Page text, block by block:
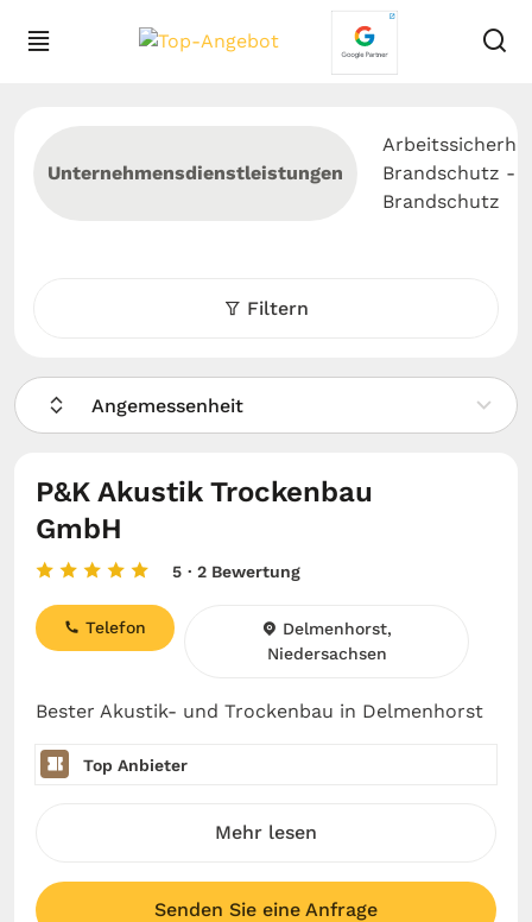
Unternehmensdienstleistungen
Brandschutz -
Brandschutz
Filtern
Angemessenheit
P&K Akustik Trockenbau
GmbH
5 · 2 Bewertung
Bester Akustik- und Trockenbau in Delmenhorst
Telefon
Delmenhorst,
Niedersachsen
Top Anbieter
Mehr lesen
Senden Sie eine Anfrage